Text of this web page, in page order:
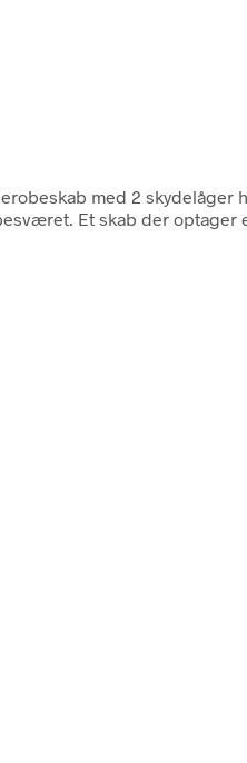
med 2 skydelåger
Et skab der optager